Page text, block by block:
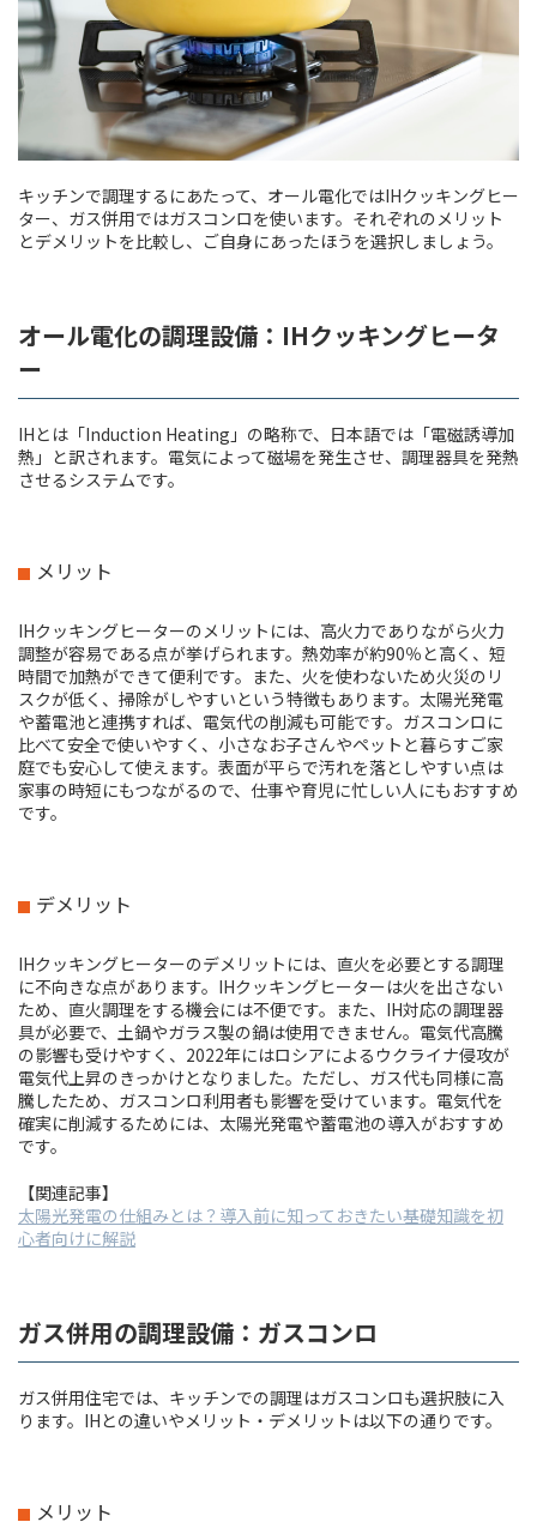
キッチンで調理するにあたって、オール電化ではIHクッキングヒー
ター、ガス併用ではガスコンロを使います。それぞれのメリット
とデメリットを比較し、ご自身にあったほうを選択しましょう。
オール電化の調理設備：IHクッキングヒータ
ー
IHとは「Induction Heating」の略称で、日本語では「電磁誘導加
熱」と訳されます。電気によって磁場を発生させ、調理器具を発熱
させるシステムです。
メリット
IHクッキングヒーターのメリットには、高火力でありながら火力
調整が容易である点が挙げられます。熱効率が約90％と高く、短
時間で加熱ができて便利です。また、火を使わないため火災のリ
スクが低く、掃除がしやすいという特徴もあります。太陽光発電
や蓄電池と連携すれば、電気代の削減も可能です。ガスコンロに
比べて安全で使いやすく、小さなお子さんやペットと暮らすご家
庭でも安心して使えます。表面が平らで汚れを落としやすい点は
家事の時短にもつながるので、仕事や育児に忙しい人にもおすすめ
です。
デメリット
IHクッキングヒーターのデメリットには、直火を必要とする調理
に不向きな点があります。IHクッキングヒーターは火を出さない
ため、直火調理をする機会には不便です。また、IH対応の調理器
具が必要で、土鍋やガラス製の鍋は使用できません。電気代高騰
の影響も受けやすく、2022年にはロシアによるウクライナ侵攻が
電気代上昇のきっかけとなりました。ただし、ガス代も同様に高
騰したため、ガスコンロ利用者も影響を受けています。電気代を
確実に削減するためには、太陽光発電や蓄電池の導入がおすすめ
です。
【関連記事】
太陽光発電の仕組みとは？導入前に知っておきたい基礎知識を初
心者向けに解説
ガス併用の調理設備：ガスコンロ
ガス併用住宅では、キッチンでの調理はガスコンロも選択肢に入
ります。IHとの違いやメリット・デメリットは以下の通りです。
メリット